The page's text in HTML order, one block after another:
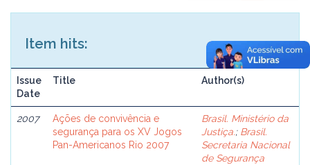
Item hits:
Issue
Date
Title Author(s)
2007
Ações de convivência e
segurança para os XV Jogos
Pan-Americanos Rio 2007
Brasil. Ministério da
Justiça.; Brasil.
Secretaria Nacional
de Segurança